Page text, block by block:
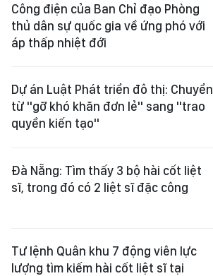
Công điện của Ban Chỉ đạo Phòng
thủ dân sự quốc gia về ứng phó với
áp thấp nhiệt đới
Dự án Luật Phát triển đô thị: Chuyển
từ "gỡ khó khăn đơn lẻ" sang "trao
quyền kiến tạo"
Đà Nẵng: Tìm thấy 3 bộ hài cốt liệt
sĩ, trong đó có 2 liệt sĩ đặc công
Tư lệnh Quân khu 7 động viên lực
lượng tìm kiếm hài cốt liệt sĩ tại